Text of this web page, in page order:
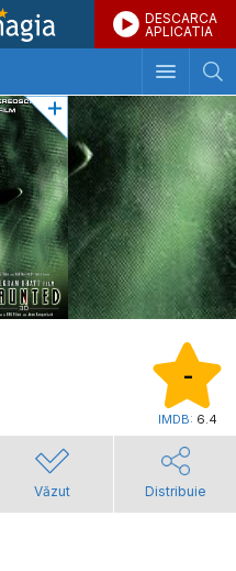
DESCARCA
APLICATIA
-
IMDB: 6.4
Văzut Distribuie